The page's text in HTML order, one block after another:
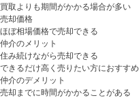
買取よりも期間がかかる場合が多い
売却価格
ほぼ相場価格で売却できる
仲介のメリット
住み続けながら売却できる
できるだけ高く売りたい方におすすめ
仲介のデメリット
売却までに時間がかかることがある